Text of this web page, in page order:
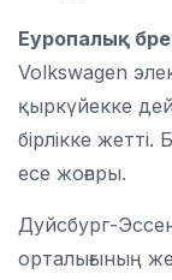
Еуропалық
Volkswagen
қыркүйекке
бірлікке
есе жоғары.
Дуйсбург-
орталығының